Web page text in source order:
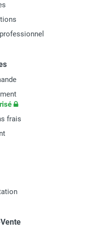
frais